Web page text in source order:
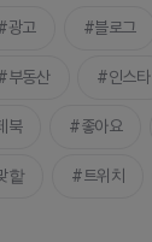
광고 블로그
부동산 인스타
북 좋아요
핱 트위치